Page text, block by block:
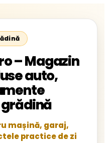
– Magazin
auto,
mașină, garaj,
practice de zi